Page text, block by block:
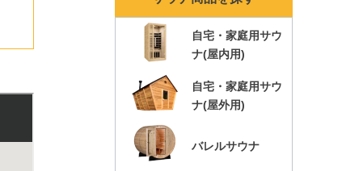
自宅・家庭用サウ
ナ(屋内用)
自宅・家庭用サウ
ナ(屋外用)
バレルサウナ